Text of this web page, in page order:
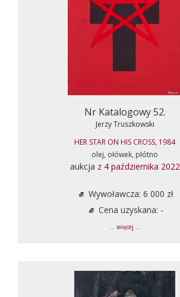
Nr Katalogowy 52.
Jerzy Truszkowski
HER STAR ON HIS CROSS, 1984
olej, ołówek, płótno
aukcja z 4 października 2022
Wywoławcza: 6 000 zł
Cena uzyskana: -
... więcej ...